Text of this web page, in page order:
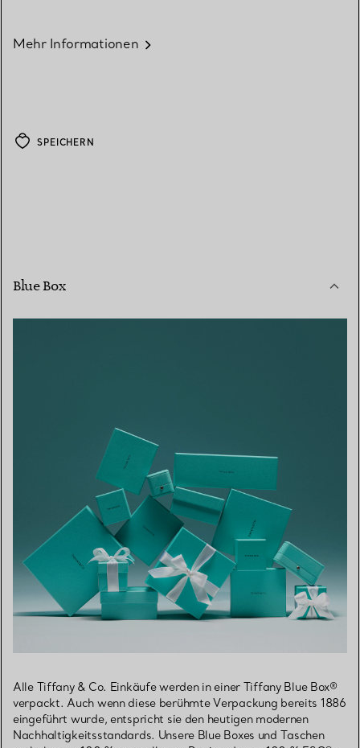
Mehr Informationen
SPEICHERN
Blue Box
Alle Tiffany & Co. Einkäufe werden in einer Tiffany Blue Box®
verpackt. Auch wenn diese berühmte Verpackung bereits 1886
eingeführt wurde, entspricht sie den heutigen modernen
Nachhaltigkeitsstandards. Unsere Blue Boxes und Taschen